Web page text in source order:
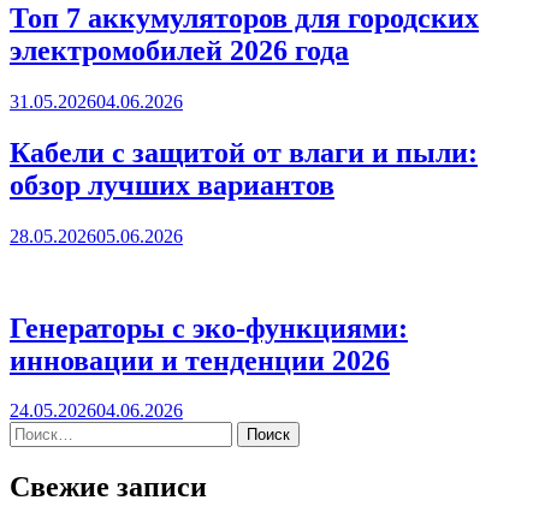
Топ 7 аккумуляторов для городских
электромобилей 2026 года
31.05.202604.06.2026
Кабели с защитой от влаги и пыли:
обзор лучших вариантов
28.05.202605.06.2026
Генераторы с эко-функциями:
инновации и тенденции 2026
24.05.202604.06.2026
Свежие записи